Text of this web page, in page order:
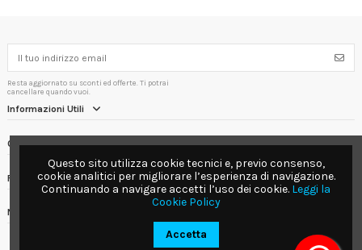
Resta aggiornato su sconti ed offerte. Ti potrai
cancellare quando vuoi.
Informazioni Utili
Contact us
Follow us
Newsletter
Questo sito utilizza cookie tecnici e, previo consenso,
cookie analitici per migliorare l’esperienza di navigazione.
Continuando a navigare accetti l’uso dei cookie. Leggi la
Cookie Policy
Accetta